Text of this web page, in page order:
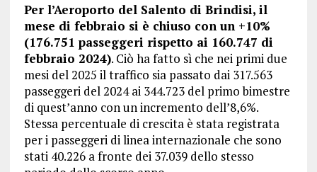
Per l’Aeroporto del Salento di Brindisi, il
mese di febbraio si è chiuso con un +10%
(176.751 passeggeri rispetto ai 160.747 di
febbraio 2024). Ciò ha fatto sì che nei primi due
mesi del 2025 il traffico sia passato dai 317.563
passeggeri del 2024 ai 344.723 del primo bimestre
di quest’anno con un incremento dell’8,6%.
Stessa percentuale di crescita è stata registrata
per i passeggeri di linea internazionale che sono
stati 40.226 a fronte dei 37.039 dello stesso